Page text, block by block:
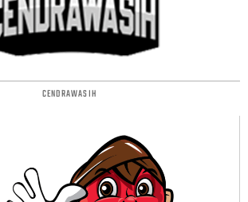
CENDRAWASIH